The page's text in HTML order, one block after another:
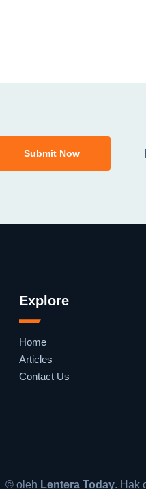
Submit Now
Explore
Home
Articles
Contact Us
© oleh Lentera Today. Hak